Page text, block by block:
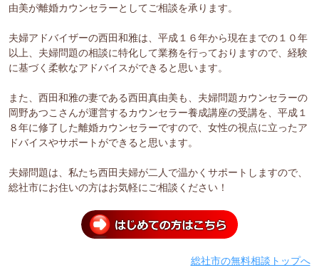
由美が離婚カウンセラーとしてご相談を承ります。
夫婦アドバイザーの西田和雅は、平成１６年から現在までの１０年
以上、夫婦問題の相談に特化して業務を行っておりますので、経験
に基づく柔軟なアドバイスができると思います。
また、西田和雅の妻である西田真由美も、夫婦問題カウンセラーの
岡野あつこさんが運営するカウンセラー養成講座の受講を、平成１
８年に修了した離婚カウンセラーですので、女性の視点に立ったア
ドバイスやサポートができると思います。
夫婦問題は、私たち西田夫婦が二人で温かくサポートしますので、
総社市にお住いの方はお気軽にご相談ください！
総社市の無料相談トップへ